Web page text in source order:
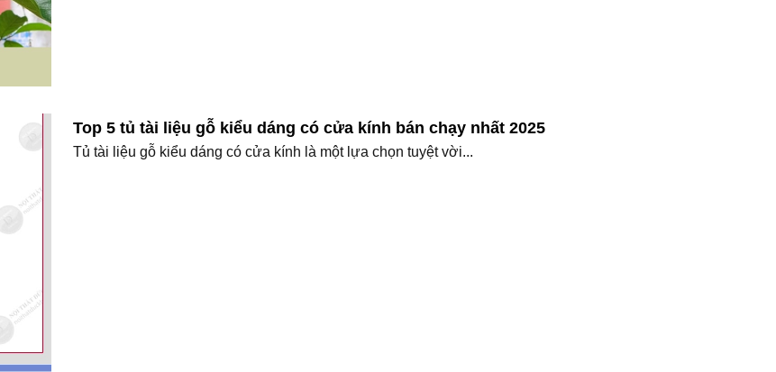
Top 5 tủ tài liệu gỗ kiểu dáng có cửa kính bán chạy nhất 2025
Tủ tài liệu gỗ kiểu dáng có cửa kính là một lựa chọn tuyệt vời...